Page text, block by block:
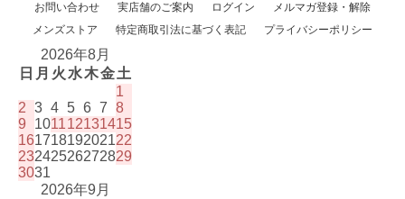
お問い合わせ 実店舗のご案内 ログイン
メルマガ登録・解除
メンズストア
特定商取引法に基づく表記 プライバシーポリシー
2026年8月
日 月 火 水木金土
1
2 3 4 5 6 7 8
9
101112131415
16171819202122
23242526272829
3031
2026年9月